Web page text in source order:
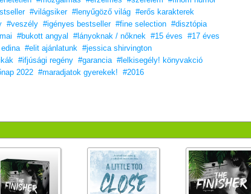
#világsiker #lenyűgöző világ #erős karakterek
#veszély #igényes bestseller #fine selection #disztópia
#bukott angyal #lányoknak / nőknek #15 éves #17 éves
#elit ajánlatunk #jessica shirvington
#ifjúsági regény #garancia #lelkisegély! könyvakció
2022 #maradjatok gyerekek! #2016